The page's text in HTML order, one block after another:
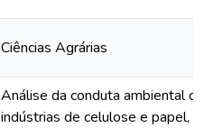
Ciências Agrárias
Análise da conduta ambiental
indústrias de celulose e papel,